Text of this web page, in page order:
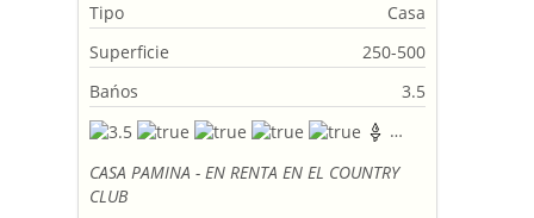
Tipo
Casa
Superficie
250-500
Bańos
3.5
CASA PAMINA - EN RENTA EN EL COUNTRY
CLUB